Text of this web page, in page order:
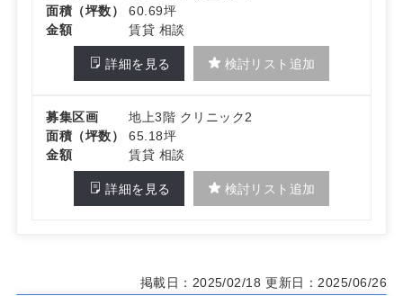
面積（坪数）
60.69坪
金額
賃貸 相談
詳細を見る 検討リスト追加
募集区画
地上3階 クリニック2
面積（坪数）
65.18坪
金額
賃貸 相談
詳細を見る 検討リスト追加
掲載日：2025/02/18 更新日：2025/06/26